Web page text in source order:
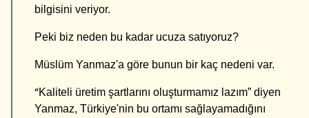
bilgisini veriyor.
Peki biz neden bu kadar ucuza satıyoruz?
Müslüm Yanmaz'a göre bunun bir kaç nedeni var.
“Kaliteli üretim şartlarını oluşturmamız lazım” diyen
Yanmaz, Türkiye'nin bu ortamı sağlayamadığını